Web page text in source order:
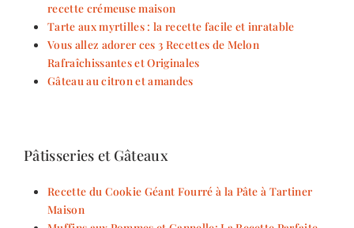
recette crémeuse maison
Tarte aux myrtilles : la recette facile et inratable
Vous allez adorer ces 3 Recettes de Melon
Rafraîchissantes et Originales
Gâteau au citron et amandes
Pâtisseries et Gâteaux
Recette du Cookie Géant Fourré à la Pâte à Tartiner
Maison